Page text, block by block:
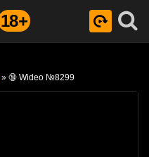
18+
» 🔞 Wideo №8299